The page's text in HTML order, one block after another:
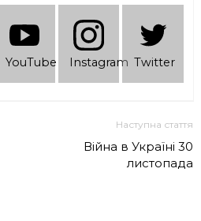
YouTube Instagram Twitter
Наступна стаття
Війна в Україні 30
листопада